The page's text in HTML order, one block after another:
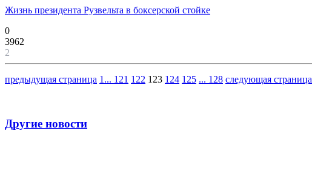
Жизнь президента Рузвельта в боксерской стойке
0
3962
2
предыдущая страница 1 ... 121 122 123 124 125 ... 128 следующая страница
Другие новости